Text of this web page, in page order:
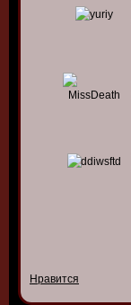
Нравится